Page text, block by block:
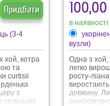
Придбати
(3-4
хой, котра
та
curtisii
з
сплешем,
100,00
в наявності
вузли)
Одна з хой,
легко
росту-
довжину.